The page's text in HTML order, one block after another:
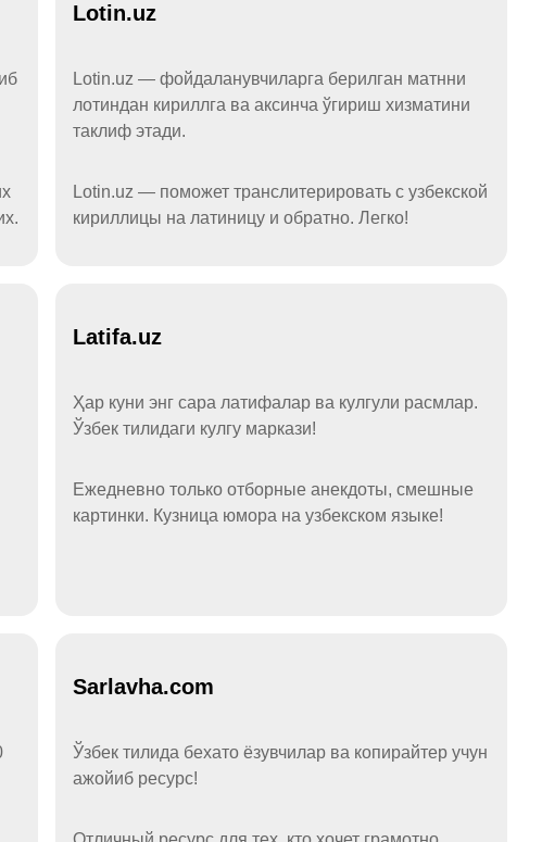
Lotin.uz
Lotin.uz — фойдаланувчиларга берилган матнни
лотиндан кириллга ва аксинча ўгириш хизматини
таклиф этади.
Lotin.uz — поможет транслитерировать с узбекской
кириллицы на латиницу и обратно. Легко!
Latifa.uz
Ҳар куни энг сара латифалар ва кулгули расмлар.
Ўзбек тилидаги кулгу маркази!
Ежедневно только отборные анекдоты, смешные
картинки. Кузница юмора на узбекском языке!
Sarlavha.com
Ўзбек тилида бехато ёзувчилар ва копирайтер учун
ажойиб ресурс!